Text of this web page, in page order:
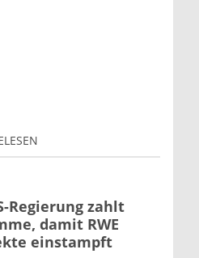
Regierung zahlt
damit RWE
einstampft